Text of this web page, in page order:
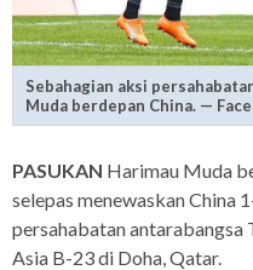
Sebahagian aksi
Muda berdepan China. —
PASUKAN Harimau Muda
selepas menewaskan China
persahabatan antarabangsa
Asia B-23 di Doha, Qatar.